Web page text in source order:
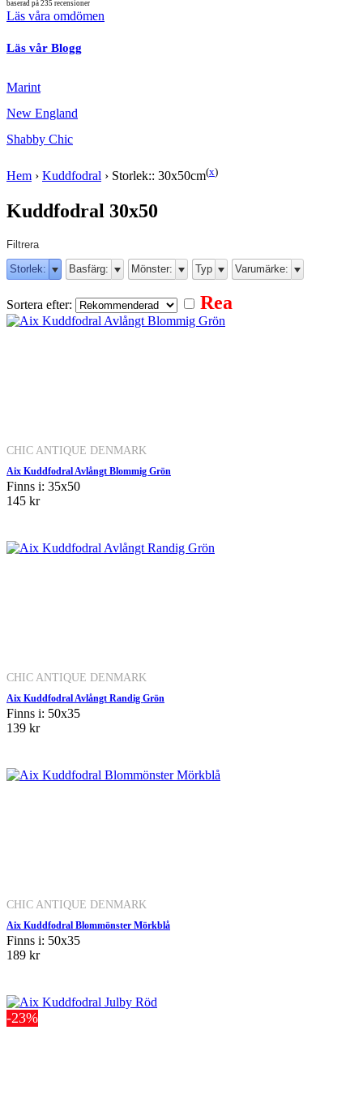
baserad på 235 recensioner
Läs våra omdömen
Läs vår Blogg
Marint
New England
Shabby Chic
Hem › Kuddfodral › Storlek:: 30x50cm(x)
Kuddfodral 30x50
Filtrera
Storlek:
Basfärg: Mönster: Typ Varumärke:
Sortera efter: Rea
CHIC ANTIQUE DENMARK
Aix Kuddfodral Avlångt Blommig Grön
Finns i: 35x50
145 kr
CHIC ANTIQUE DENMARK
Aix Kuddfodral Avlångt Randig Grön
Finns i: 50x35
139 kr
CHIC ANTIQUE DENMARK
Aix Kuddfodral Blommönster Mörkblå
Finns i: 50x35
189 kr
-23%